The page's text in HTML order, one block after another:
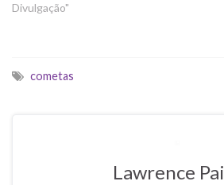
ambientais no planeta e
outros. As probabilidades de
Divulgação"
cometas
Lawrence